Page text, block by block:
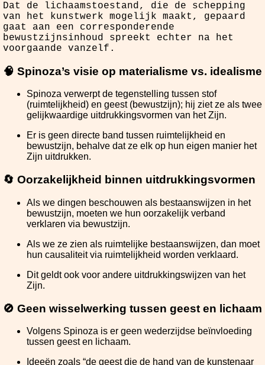
Dat de lichaamstoestand, die de schepping
van het kunstwerk mogelijk maakt, gepaard
gaat aan een corresponderende
bewustzijnsinhoud spreekt echter na het
voorgaande vanzelf.
🧠 Spinoza’s visie op materialisme vs. idealisme
Spinoza verwerpt de tegenstelling tussen stof
(ruimtelijkheid) en geest (bewustzijn); hij ziet ze als twee
gelijkwaardige uitdrukkingsvormen van het Zijn.
Er is geen directe band tussen ruimtelijkheid en
bewustzijn, behalve dat ze elk op hun eigen manier het
Zijn uitdrukken.
🔄 Oorzakelijkheid binnen uitdrukkingsvormen
Als we dingen beschouwen als bestaanswijzen in het
bewustzijn, moeten we hun oorzakelijk verband
verklaren via bewustzijn.
Als we ze zien als ruimtelijke bestaanswijzen, dan moet
hun causaliteit via ruimtelijkheid worden verklaard.
Dit geldt ook voor andere uitdrukkingswijzen van het
Zijn.
🚫 Geen wisselwerking tussen geest en lichaam
Volgens Spinoza is er geen wederzijdse beïnvloeding
tussen geest en lichaam.
Ideeën zoals “de geest die de hand van de kunstenaar